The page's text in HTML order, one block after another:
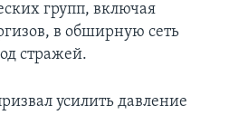
групп, включая
в обширную сеть
стражей.
усилить давление